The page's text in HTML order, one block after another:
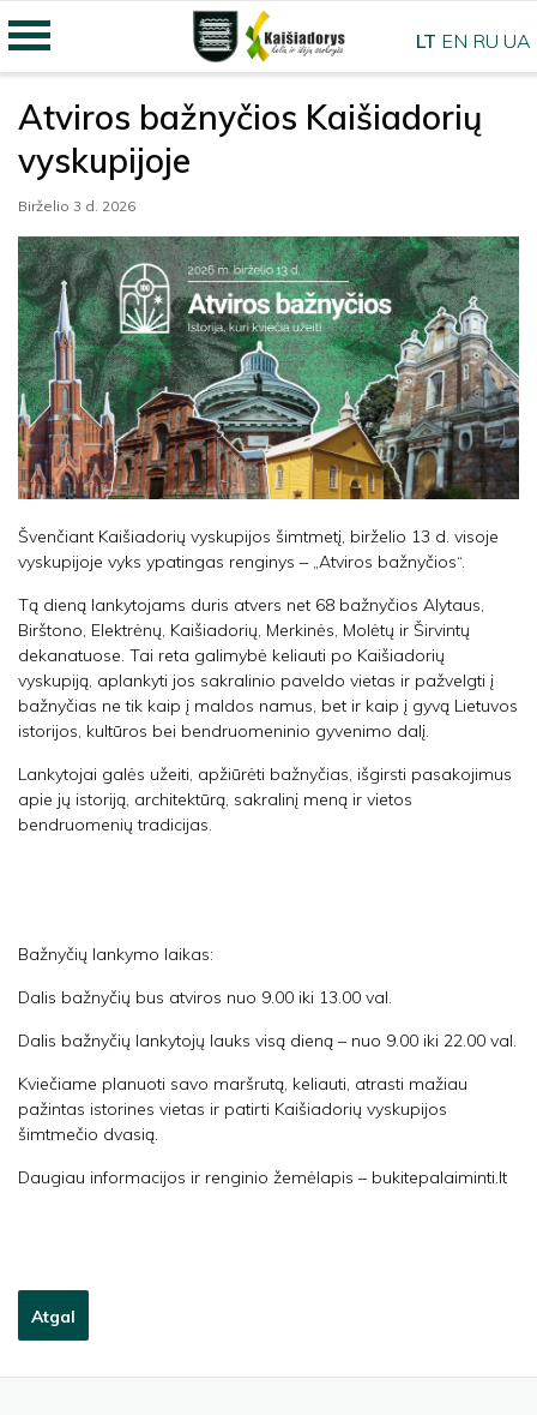
Atviros bažnyčios Kaišiadorių
vyskupijoje
Birželio 3 d. 2026
Švenčiant Kaišiadorių vyskupijos šimtmetį, birželio 13 d. visoje
vyskupijoje vyks ypatingas renginys – „Atviros bažnyčios“.
Tą dieną lankytojams duris atvers net 68 bažnyčios Alytaus,
Birštono, Elektrėnų, Kaišiadorių, Merkinės, Molėtų ir Širvintų
dekanatuose. Tai reta galimybė keliauti po Kaišiadorių
vyskupiją, aplankyti jos sakralinio paveldo vietas ir pažvelgti į
bažnyčias ne tik kaip į maldos namus, bet ir kaip į gyvą Lietuvos
istorijos, kultūros bei bendruomeninio gyvenimo dalį.
Lankytojai galės užeiti, apžiūrėti bažnyčias, išgirsti pasakojimus
apie jų istoriją, architektūrą, sakralinį meną ir vietos
bendruomenių tradicijas.
Bažnyčių lankymo laikas:
Dalis bažnyčių bus atviros nuo 9.00 iki 13.00 val.
Dalis bažnyčių lankytojų lauks visą dieną – nuo 9.00 iki 22.00 val.
Kviečiame planuoti savo maršrutą, keliauti, atrasti mažiau
pažintas istorines vietas ir patirti Kaišiadorių vyskupijos
šimtmečio dvasią.
Daugiau informacijos ir renginio žemėlapis – bukitepalaiminti.lt
Atgal
LT EN RU UA